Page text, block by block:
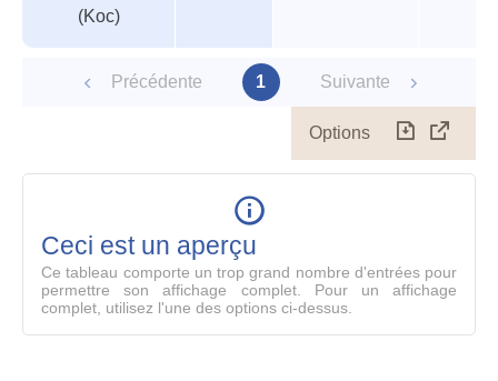
(Koc)
Précédente 1 Suivante
Options
le
Ceci est un aperçu
Ce tableau comporte un trop grand nombre d'entrées pour
permettre son affichage complet. Pour un affichage
complet, utilisez l'une des options ci-dessus.